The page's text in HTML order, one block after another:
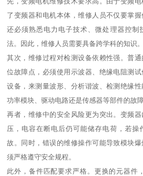
了变频器和电机本体，维修人员不仅要掌握
还必须熟悉电力电子技术、微处理器控制
法。因此，维修人员需要具备跨学科的知识。
其次，维修过程对检测设备依赖性强。普
位故障点，必须使用示波器、绝缘电阻测
设备，来测量波形、分析谐波、检测绝缘
功率模块、驱动电路还是传感器等部件的故障
再者，维修中的安全风险更为突出。变频
压，电容在断电后仍可能储存电荷，若操
故。同时，错误的维修操作可能导致模块
须严格遵守安全规程。
此外，备件匹配要求严格。更换的元器件